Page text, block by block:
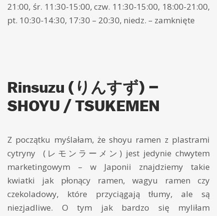
21:00, śr. 11:30-15:00, czw. 11:30-15:00, 18:00-21:00,
pt. 10:30-14:30, 17:30 – 20:30, niedz. – zamknięte
Rinsuzu (りんすず) –
SHOYU / TSUKEMEN
Z początku myślałam, że shoyu ramen z plastrami
cytryny (レモンラーメン) jest jedynie chwytem
marketingowym – w Japonii znajdziemy takie
kwiatki jak płonący ramen, wagyu ramen czy
czekoladowy, które przyciągają tłumy, ale są
niezjadliwe. O tym jak bardzo się myliłam